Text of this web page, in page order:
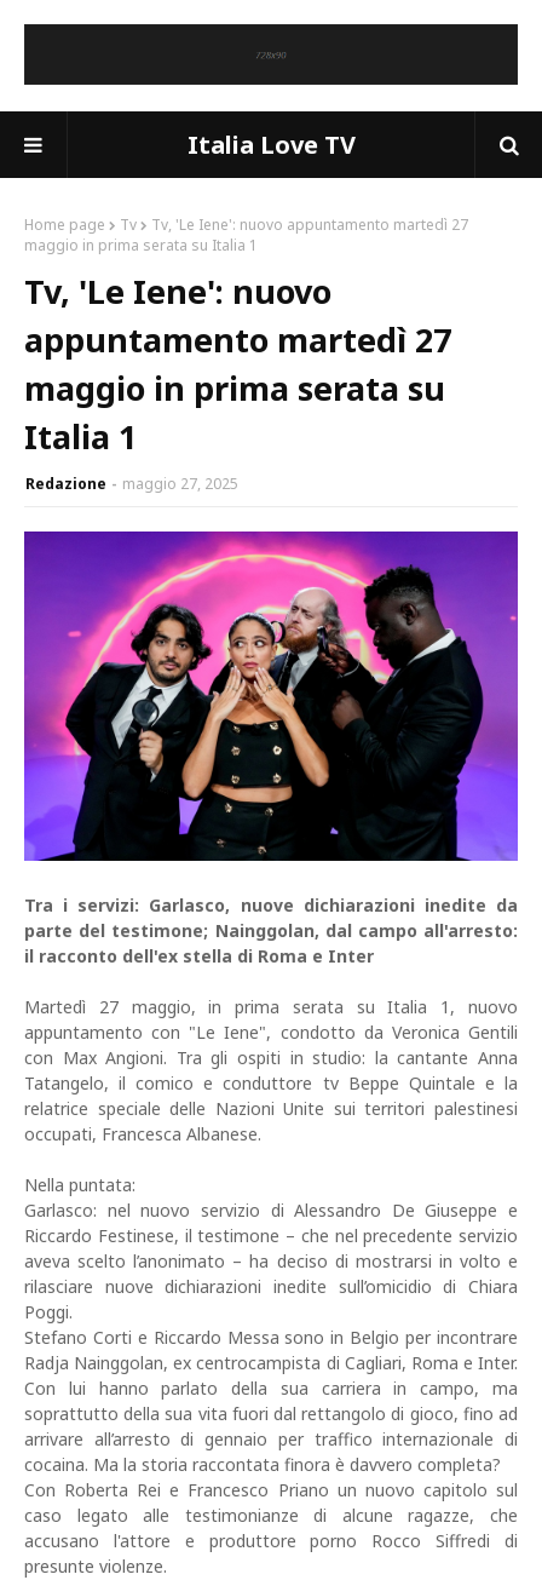
Italia Love TV
Home page Tv
Tv, 'Le Iene': nuovo appuntamento martedì 27
maggio in prima serata su Italia 1
Tv, 'Le Iene': nuovo
appuntamento martedì 27
maggio in prima serata su
Italia 1
Redazione maggio 27, 2025
Tra i servizi: Garlasco, nuove dichiarazioni inedite da
parte del testimone; Nainggolan, dal campo all'arresto:
il racconto dell'ex stella di Roma e Inter
Martedì 27 maggio, in prima serata su Italia 1, nuovo
appuntamento con "Le Iene", condotto da Veronica Gentili
con Max Angioni. Tra gli ospiti in studio: la cantante Anna
Tatangelo, il comico e conduttore tv Beppe Quintale e la
relatrice speciale delle Nazioni Unite sui territori palestinesi
occupati, Francesca Albanese.
Nella puntata:
Garlasco: nel nuovo servizio di Alessandro De Giuseppe e
Riccardo Festinese, il testimone – che nel precedente servizio
aveva scelto l’anonimato – ha deciso di mostrarsi in volto e
rilasciare nuove dichiarazioni inedite sull’omicidio di Chiara
Poggi.
Stefano Corti e Riccardo Messa sono in Belgio per incontrare
Radja Nainggolan, ex centrocampista di Cagliari, Roma e Inter.
Con lui hanno parlato della sua carriera in campo, ma
soprattutto della sua vita fuori dal rettangolo di gioco, fino ad
arrivare all’arresto di gennaio per traffico internazionale di
cocaina. Ma la storia raccontata finora è davvero completa?
Con Roberta Rei e Francesco Priano un nuovo capitolo sul
caso legato alle testimonianze di alcune ragazze, che
accusano l'attore e produttore porno Rocco Siffredi di
presunte violenze.